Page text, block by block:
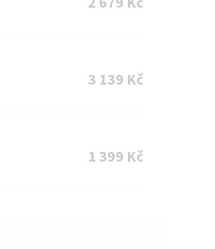
3 139 Kč
1 399 Kč